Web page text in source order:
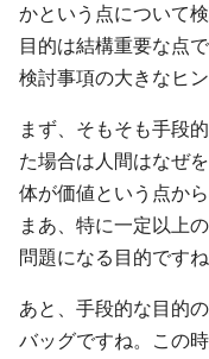
かという点について検
目的は結構重要な点
検討事項の大きなヒ
まず、そもそも手段
た場合は人間はなぜ
体が価値という点か
まあ、特に一定以上
問題になる目的ですね
あと、手段的な目的
バッグですね。この